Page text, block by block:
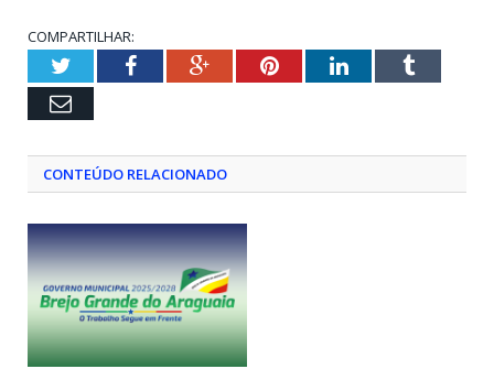
COMPARTILHAR:
TwitterFacebookGoogle+PinterestLinkedInTumblr
Email
CONTEÚDO RELACIONADO